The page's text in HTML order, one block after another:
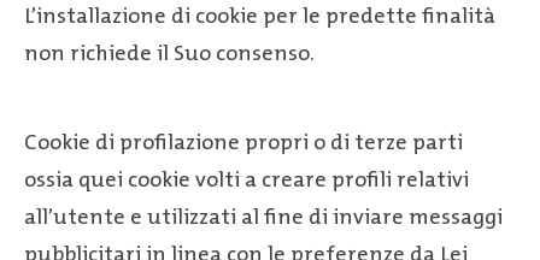
L’installazione di cookie per le predette finalità
non richiede il Suo consenso.
Cookie di profilazione propri o di terze parti
ossia quei cookie volti a creare profili relativi
all’utente e utilizzati al fine di inviare messaggi
pubblicitari in linea con le preferenze da Lei